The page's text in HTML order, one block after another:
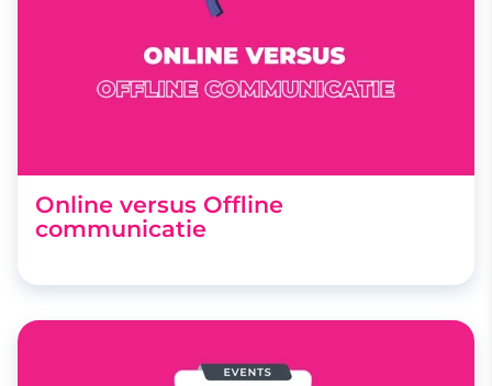
Online versus Offline
communicatie